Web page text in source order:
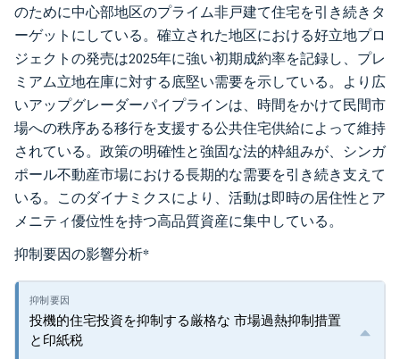
のために中心部地区のプライム非戸建て住宅を引き続きタ
ーゲットにしている。確立された地区における好立地プロ
ジェクトの発売は2025年に強い初期成約率を記録し、プレ
ミアム立地在庫に対する底堅い需要を示している。より広
いアップグレーダーパイプラインは、時間をかけて民間市
場への秩序ある移行を支援する公共住宅供給によって維持
されている。政策の明確性と強固な法的枠組みが、シンガ
ポール不動産市場における長期的な需要を引き続き支えて
いる。このダイナミクスにより、活動は即時の居住性とア
メニティ優位性を持つ高品質資産に集中している。
抑制要因の影響分析*
投機的住宅投資を抑制する厳格な 市場過熱抑制措置
と印紙税